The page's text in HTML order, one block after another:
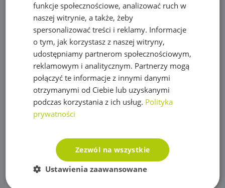
Hydraulika, Ogrzewanie
Zawory kulowe
Zawory zwrotne
Złączki, rury Alu-Pex
Kosiarki automatyczne Segway i akcesoria
Akcesoria Segway
Lampki choinkowe
Kurtyny świetlne LED
funkcje społecznościowe, analizować ruch w
naszej witrynie, a także, żeby
spersonalizować treści i reklamy. Informacje
o tym, jak korzystasz z naszej witryny,
udostępniamy partnerom społecznościowym,
reklamowym i analitycznym. Partnerzy mogą
połączyć te informacje z innymi danymi
otrzymanymi od Ciebie lub uzyskanymi
podczas korzystania z ich usług. Polityka
prywatności
Zezwól na wszystkie
Ustawienia zaawansowane